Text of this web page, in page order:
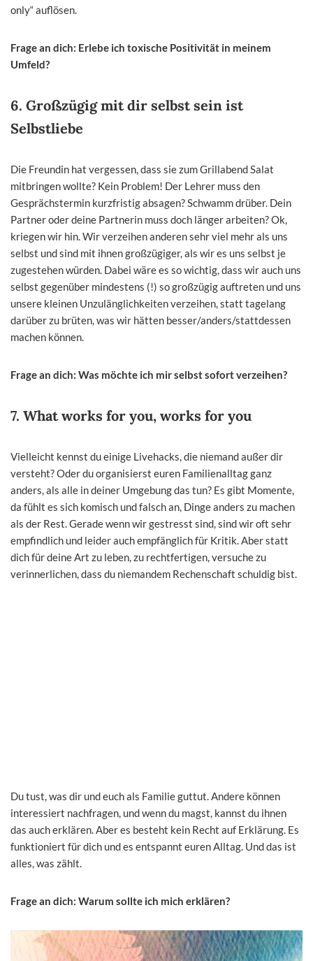
only“ auflösen.
Frage an dich: Erlebe ich toxische Positivität in meinem
Umfeld?
6. Großzügig mit dir selbst sein ist
Selbstliebe
Die Freundin hat vergessen, dass sie zum Grillabend Salat
mitbringen wollte? Kein Problem! Der Lehrer muss den
Gesprächstermin kurzfristig absagen? Schwamm drüber. Dein
Partner oder deine Partnerin muss doch länger arbeiten? Ok,
kriegen wir hin. Wir verzeihen anderen sehr viel mehr als uns
selbst und sind mit ihnen großzügiger, als wir es uns selbst je
zugestehen würden. Dabei wäre es so wichtig, dass wir auch uns
selbst gegenüber mindestens (!) so großzügig auftreten und uns
unsere kleinen Unzulänglichkeiten verzeihen, statt tagelang
darüber zu brüten, was wir hätten besser/anders/stattdessen
machen können.
Frage an dich: Was möchte ich mir selbst sofort verzeihen?
7. What works for you, works for you
Vielleicht kennst du einige Livehacks, die niemand außer dir
versteht? Oder du organisierst euren Familienalltag ganz
anders, als alle in deiner Umgebung das tun? Es gibt Momente,
da fühlt es sich komisch und falsch an, Dinge anders zu machen
als der Rest. Gerade wenn wir gestresst sind, sind wir oft sehr
empfindlich und leider auch empfänglich für Kritik. Aber statt
dich für deine Art zu leben, zu rechtfertigen, versuche zu
verinnerlichen, dass du niemandem Rechenschaft schuldig bist.
Du tust, was dir und euch als Familie guttut. Andere können
interessiert nachfragen, und wenn du magst, kannst du ihnen
das auch erklären. Aber es besteht kein Recht auf Erklärung. Es
funktioniert für dich und es entspannt euren Alltag. Und das ist
alles, was zählt.
Frage an dich: Warum sollte ich mich erklären?